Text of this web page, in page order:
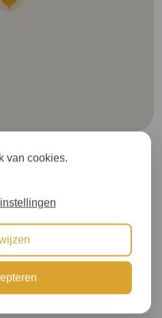
van cookies.